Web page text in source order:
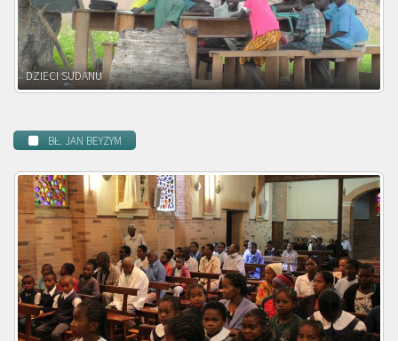
DZIECI ZAMBII
BŁ. JAN BEYZYM